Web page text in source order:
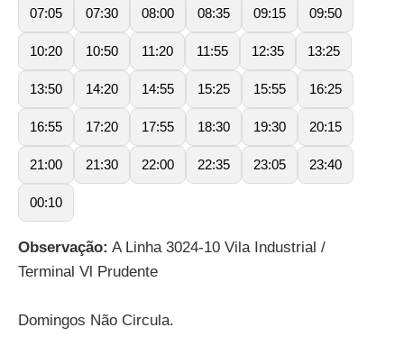
07:05 07:30 08:00 08:35 09:15 09:50
10:20 10:50 11:20 11:55 12:35 13:25
13:50 14:20 14:55 15:25 15:55 16:25
16:55 17:20 17:55 18:30 19:30 20:15
21:00 21:30 22:00 22:35 23:05 23:40
00:10
Observação: A Linha 3024-10 Vila Industrial /
Terminal Vl Prudente
Domingos Não Circula.